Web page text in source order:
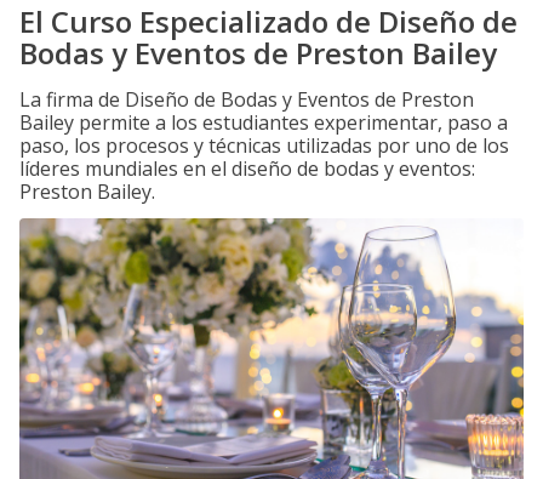
El Curso Especializado de Diseño de
Bodas y Eventos de Preston Bailey
La firma de Diseño de Bodas y Eventos de Preston
Bailey permite a los estudiantes experimentar, paso a
paso, los procesos y técnicas utilizadas por uno de los
líderes mundiales en el diseño de bodas y eventos:
Preston Bailey.